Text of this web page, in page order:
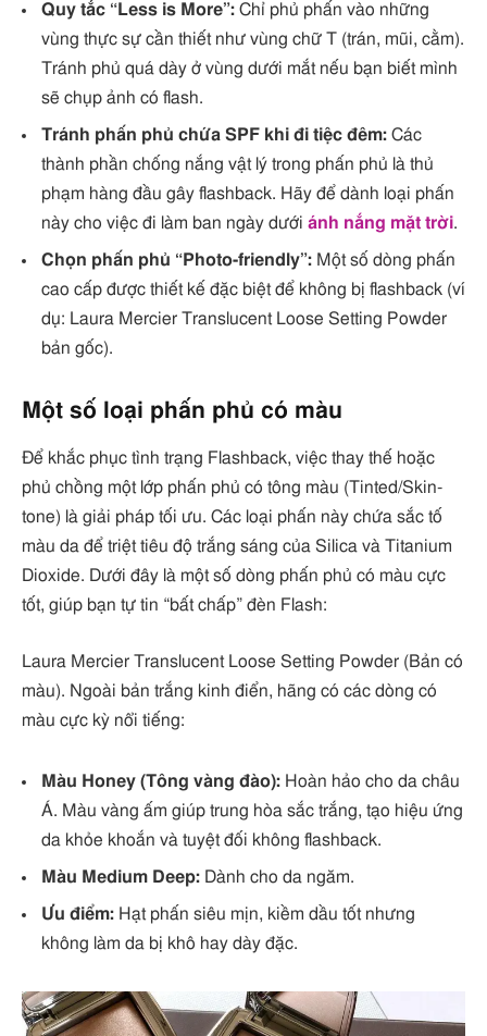
Quy tắc “Less is More”: Chỉ phủ phấn vào những
vùng thực sự cần thiết như vùng chữ T (trán, mũi, cằm).
Tránh phủ quá dày ở vùng dưới mắt nếu bạn biết mình
sẽ chụp ảnh có flash.
Tránh phấn phủ chứa SPF khi đi tiệc đêm: Các
thành phần chống nắng vật lý trong phấn phủ là thủ
phạm hàng đầu gây flashback. Hãy để dành loại phấn
này cho việc đi làm ban ngày dưới ánh nắng mặt trời.
Chọn phấn phủ “Photo-friendly”: Một số dòng phấn
cao cấp được thiết kế đặc biệt để không bị flashback (ví
dụ: Laura Mercier Translucent Loose Setting Powder
bản gốc).
Một số loại phấn phủ có màu
Để khắc phục tình trạng Flashback, việc thay thế hoặc
phủ chồng một lớp phấn phủ có tông màu (Tinted/Skin-
tone) là giải pháp tối ưu. Các loại phấn này chứa sắc tố
màu da để triệt tiêu độ trắng sáng của Silica và Titanium
Dioxide. Dưới đây là một số dòng phấn phủ có màu cực
tốt, giúp bạn tự tin “bất chấp” đèn Flash:
Laura Mercier Translucent Loose Setting Powder (Bản có
màu). Ngoài bản trắng kinh điển, hãng có các dòng có
màu cực kỳ nổi tiếng:
Màu Honey (Tông vàng đào): Hoàn hảo cho da châu
Á. Màu vàng ấm giúp trung hòa sắc trắng, tạo hiệu ứng
da khỏe khoắn và tuyệt đối không flashback.
Màu Medium Deep: Dành cho da ngăm.
Ưu điểm: Hạt phấn siêu mịn, kiềm dầu tốt nhưng
không làm da bị khô hay dày đặc.